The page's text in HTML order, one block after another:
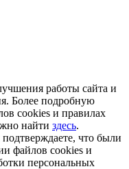
работы сайта и
Более подробную
cookies и правилах
найти здесь.
что были
файлов cookies и
персональных